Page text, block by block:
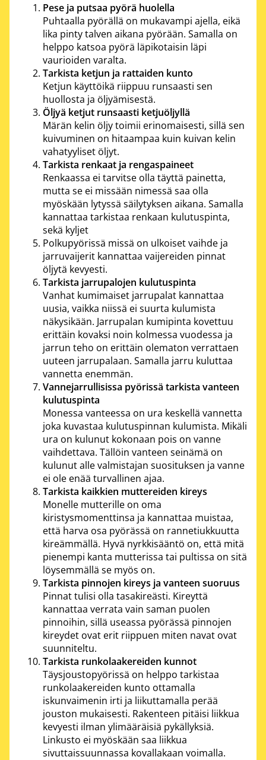
Pese ja putsaa pyörä huolella
Puhtaalla pyörällä on mukavampi ajella, eikä
lika pinty talven aikana pyörään. Samalla on
helppo katsoa pyörä läpikotaisin läpi
vaurioiden varalta.
Tarkista ketjun ja rattaiden kunto
Ketjun käyttöikä riippuu runsaasti sen
huollosta ja öljyämisestä.
Öljyä ketjut runsaasti ketjuöljyllä
Märän kelin öljy toimii erinomaisesti, sillä sen
kuivuminen on hitaampaa kuin kuivan kelin
vahatyyliset öljyt.
Tarkista renkaat ja rengaspaineet
Renkaassa ei tarvitse olla täyttä painetta,
mutta se ei missään nimessä saa olla
myöskään lytyssä säilytyksen aikana. Samalla
kannattaa tarkistaa renkaan kulutuspinta,
sekä kyljet
Polkupyörissä missä on ulkoiset vaihde ja
jarruvaijerit kannattaa vaijereiden pinnat
öljytä kevyesti.
Tarkista jarrupalojen kulutuspinta
Vanhat kumimaiset jarrupalat kannattaa
uusia, vaikka niissä ei suurta kulumista
näkysikään. Jarrupalan kumipinta kovettuu
erittäin kovaksi noin kolmessa vuodessa ja
jarrun teho on erittäin olematon verrattaen
uuteen jarrupalaan. Samalla jarru kuluttaa
vannetta enemmän.
Vannejarrullisissa pyörissä tarkista vanteen
kulutuspinta
Monessa vanteessa on ura keskellä vannetta
joka kuvastaa kulutuspinnan kulumista. Mikäli
ura on kulunut kokonaan pois on vanne
vaihdettava. Tällöin vanteen seinämä on
kulunut alle valmistajan suosituksen ja vanne
ei ole enää turvallinen ajaa.
Tarkista kaikkien muttereiden kireys
Monelle mutterille on oma
kiristysmomenttinsa ja kannattaa muistaa,
että harva osa pyörässä on rannetiukkuutta
kireämmällä. Hyvä nyrkkisääntö on, että mitä
pienempi kanta mutterissa tai pultissa on sitä
löysemmällä se myös on.
Tarkista pinnojen kireys ja vanteen suoruus
Pinnat tulisi olla tasakireästi. Kireyttä
kannattaa verrata vain saman puolen
pinnoihin, sillä useassa pyörässä pinnojen
kireydet ovat erit riippuen miten navat ovat
suunniteltu.
Tarkista runkolaakereiden kunnot
Täysjoustopyörissä on helppo tarkistaa
runkolaakereiden kunto ottamalla
iskunvaimenin irti ja liikuttamalla perää
jouston mukaisesti. Rakenteen pitäisi liikkua
kevyesti ilman ylimääräisiä pykällyksiä.
Linkusto ei myöskään saa liikkua
sivuttaissuunnassa kovallakaan voimalla.